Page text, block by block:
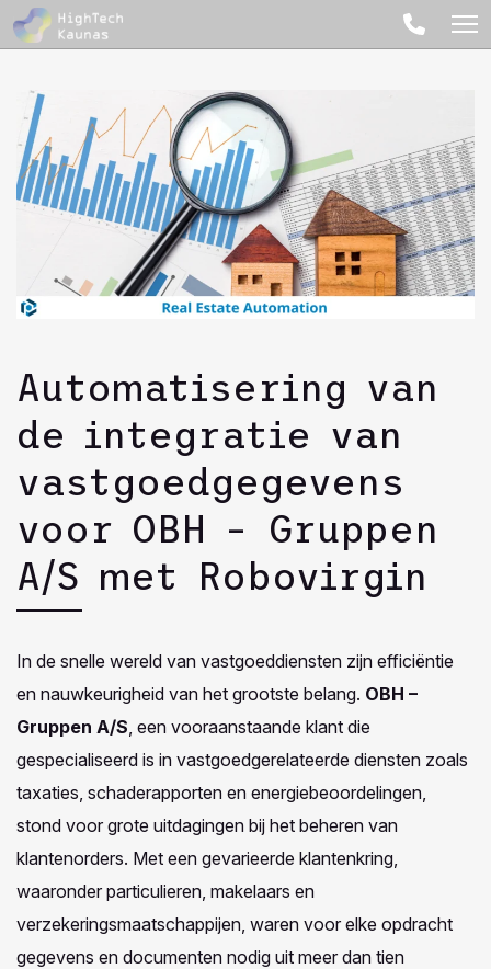
Automatisering van
de integratie van
vastgoedgegevens
voor OBH – Gruppen
A/S met Robovirgin
In de snelle wereld van vastgoeddiensten zijn efficiëntie
en nauwkeurigheid van het grootste belang. OBH –
Gruppen A/S, een vooraanstaande klant die
gespecialiseerd is in vastgoedgerelateerde diensten zoals
taxaties, schaderapporten en energiebeoordelingen,
stond voor grote uitdagingen bij het beheren van
klantenorders. Met een gevarieerde klantenkring,
waaronder particulieren, makelaars en
verzekeringsmaatschappijen, waren voor elke opdracht
gegevens en documenten nodig uit meer dan tien